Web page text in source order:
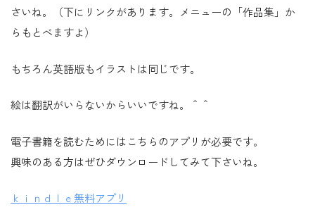
さいね。（下にリンクがあります。メニューの「作品集」か
らもとべますよ）
もちろん英語版もイラストは同じです。
絵は翻訳がいらないからいいですね。＾＾
電子書籍を読むためにはこちらのアプリが必要です。
興味のある方はぜひダウンロードしてみて下さいね。
ｋｉｎｄｌｅ無料アプリ